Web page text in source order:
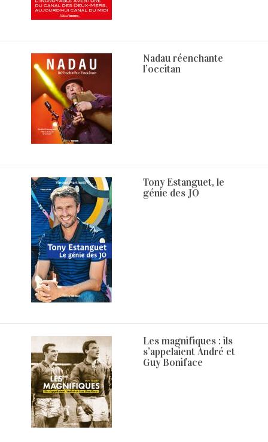
Nadau réenchante
l’occitan
Tony Estanguet, le
génie des JO
Les magnifiques : ils
s’appelaient André et
Guy Boniface